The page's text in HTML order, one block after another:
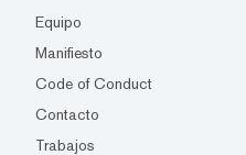
Equipo
Manifiesto
Code of Conduct
Contacto
Trabajos